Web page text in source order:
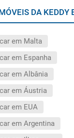
DA
em Malta
em Espanha
em Albânia
em Áustria
em EUA
em Argentina